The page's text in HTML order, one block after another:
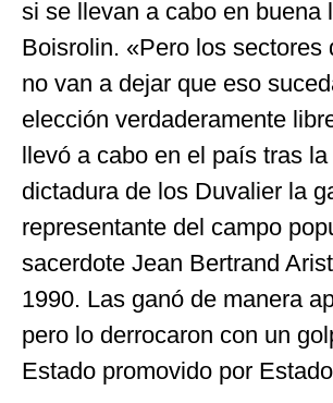
si se llevan a cabo en buena
Boisrolin. «Pero los sectores
no van a dejar que eso
elección verdaderamente
llevó a cabo en el país tras
dictadura de los Duvalier la
representante del campo
sacerdote Jean Bertrand
1990. Las ganó de manera
pero lo derrocaron con un
Estado promovido por